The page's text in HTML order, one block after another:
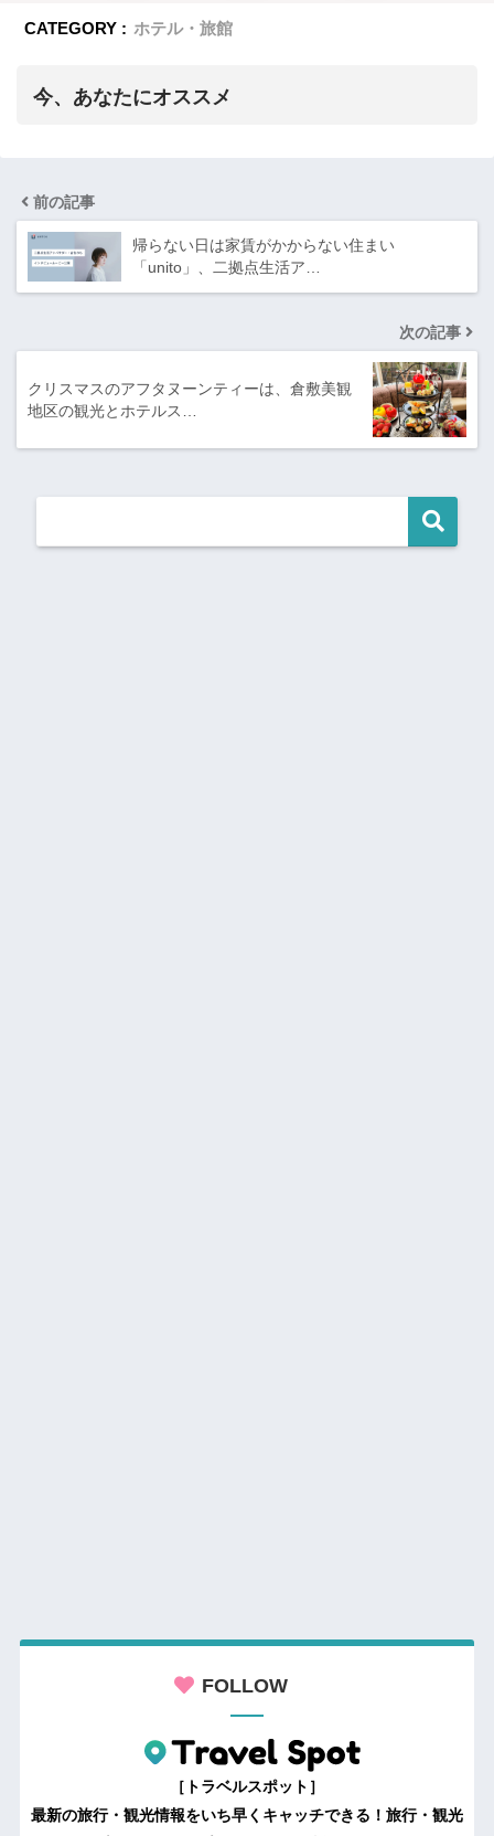
CATEGORY : ホテル・旅館
今、あなたにオススメ
前の記事
帰らない日は家賃がかからない住まい
「unito」、二拠点生活ア…
次の記事
クリスマスのアフタヌーンティーは、倉敷美観
地区の観光とホテルス…
FOLLOW
［トラベルスポット］
最新の旅行・観光情報をいち早くキャッチできる！旅行・観光